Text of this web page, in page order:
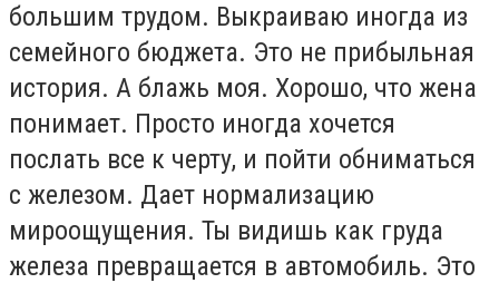
большим трудом. Выкраиваю иногда из
семейного бюджета. Это не прибыльная
история. А блажь моя. Хорошо, что жена
понимает. Просто иногда хочется
послать все к черту, и пойти обниматься
с железом. Дает нормализацию
мироощущения. Ты видишь как груда
железа превращается в автомобиль. Это